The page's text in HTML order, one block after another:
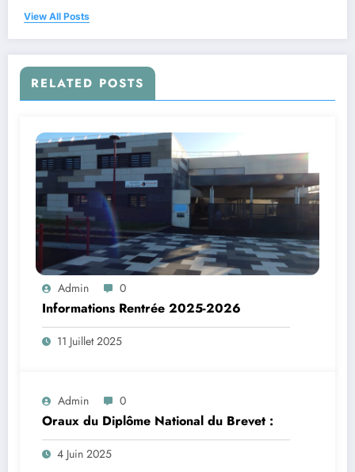
View All Posts
RELATED POSTS
Admin 0
Informations Rentrée 2025-2026
11 Juillet 2025
Admin 0
Oraux du Diplôme National du Brevet :
4 Juin 2025